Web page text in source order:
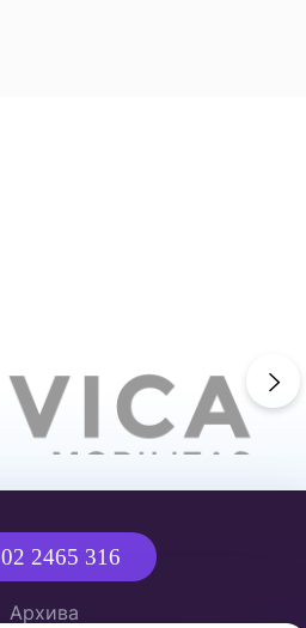
02 2465 316
Архива